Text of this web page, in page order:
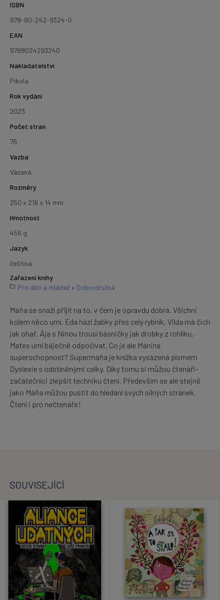
ISBN
978-80-242-9324-0
EAN
9788024293240
Nakladatelství
Pikola
Rok vydání
2023
Počet stran
76
Vazba
Vázaná
Rozměry
250 x 216 x 14 mm
Hmotnost
456 g
Jazyk
čeština
Zařazení knihy
Pro děti a mládež » Dobrodružná
Máňa se snaží přijít na to, v čem je opravdu dobrá. Všichni
kolem něco umí. Eda hází žabky přes celý rybník, Vilda má čich
jak ohař, Ája s Ninou trousí básničky jak drobky z rohlíku,
Mates umí báječně odpočívat. Co je ale Mánina
superschopnost? Supermáňa je knížka vysázená písmem
Dyslexie s odstíněnými celky. Díky tomu si můžou čtenáři-
začátečníci zlepšit techniku čtení. Především se ale stejně
jako Máňa můžou pustit do hledání svých silných stránek.
Čtení i pro nečtenáře!
SOUVISEJÍCÍ